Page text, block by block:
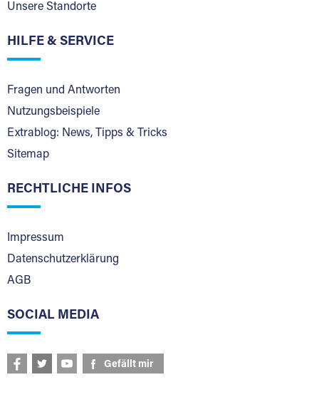
Unsere Standorte
HILFE & SERVICE
Fragen und Antworten
Nutzungsbeispiele
Extrablog: News, Tipps & Tricks
Sitemap
RECHTLICHE INFOS
Impressum
Datenschutzerklärung
AGB
SOCIAL MEDIA
Gefällt mir